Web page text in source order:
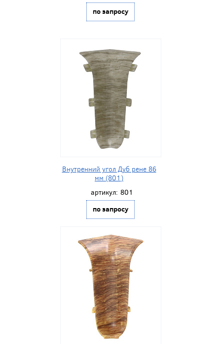
по запросу
Внутренний угол Дуб рене 86
мм (801)
артикул: 801
по запросу